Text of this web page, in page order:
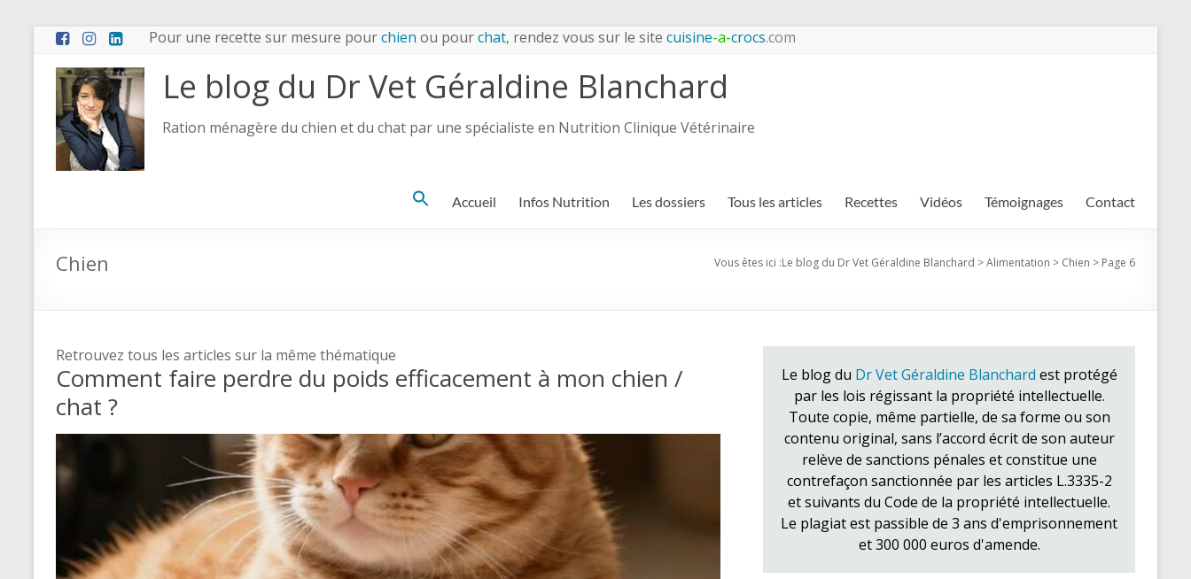
Pour une recette sur mesure pourchien ou pourchat, rendez vous sur le site cuisine-a-crocs.com
Le blog du Dr Vet Géraldine Blanchard
Ration ménagère du chien et du chat par une spécialiste en Nutrition Clinique Vétérinaire
Search Accueil Infos Nutrition Les dossiers Tous les articles Recettes Vidéos Témoignages Contact
Chien Vous êtes ici :Le blog du Dr Vet Géraldine Blanchard >Alimentation > Chien > Page 6
Retrouvez tous les articles sur la même thématique
Comment faire perdre du poids efficacement à mon chien /
chat ?
Le blog du Dr Vet Géraldine Blanchard est protégé
par les lois régissant la propriété intellectuelle.
Toute copie, même partielle, de sa forme ou son
contenu original, sans l’accord écrit de son auteur
relève de sanctions pénales et constitue une
contrefaçon sanctionnée par les articles L.3335-2
et suivants du Code de la propriété intellectuelle.
Le plagiat est passible de 3 ans d'emprisonnement
et 300 000 euros d'amende.